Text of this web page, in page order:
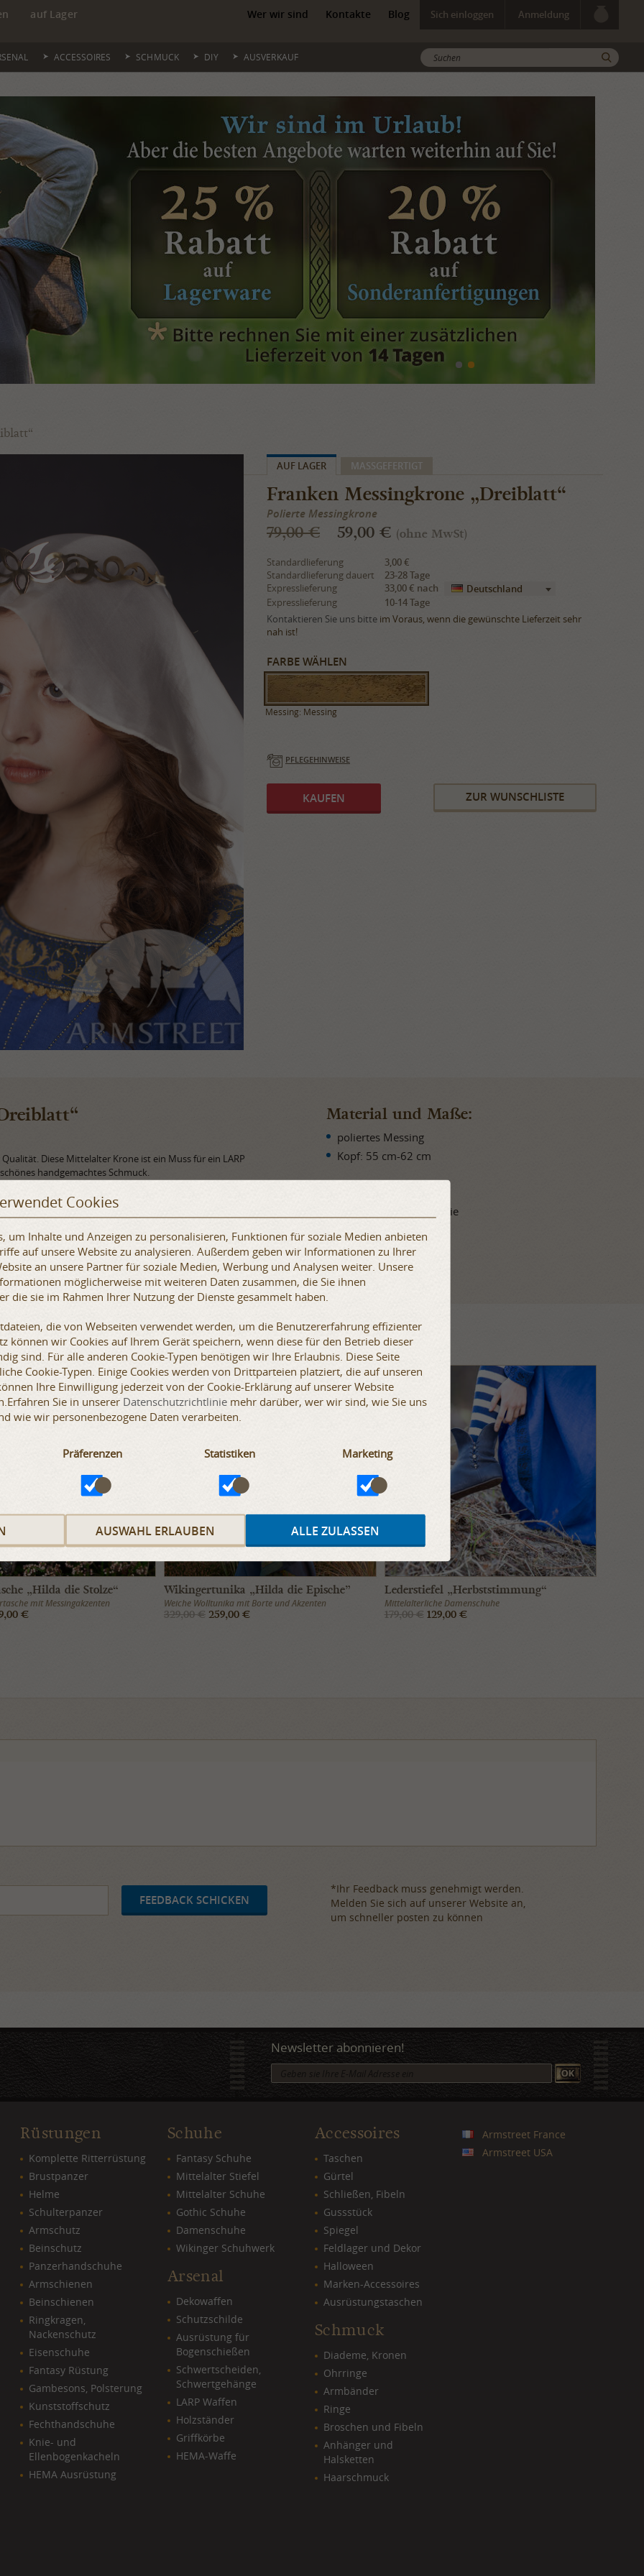
auf Lager Wer wir sind Kontakte Blog Sich einloggen Anmeldung
ACCESSOIRES SCHMUCK DIY AUSVERKAUF
AUF LAGER ​MASSGEFERTIGT
Franken Messingkrone „Dreiblatt“
Polierte Messingkrone
79,00 € 59,00 € (ohne MwSt)
Standardlieferung
3,00 €
Standardlieferung dauert
23-28 Tage
Expresslieferung
33,00 € nach
Deutschland
Expresslieferung
10-14 Tage
Kontaktieren Sie uns bitte im Voraus, wenn die gewünschte Lieferzeit sehr
nah ist!
FARBE WÄHLEN
Messing: Messing
PFLEGEHINWEISE
ZUR WUNSCHLISTE
Diese Mittelalter Krone ist ein Muss für ein LARP
handgemachtes Schmuck.
„Dame aus Franken“
jetzt sieht es eleganter aus als unsere
so dass es jeder Kopfgröße von 55 cm bis 62 cm passt
usw.
Material und Maße:
poliertes Messing
Kopf: 55 cm-62 cm
Cut-through Technologie
einzigartiges Design
Einheitsgröße
„Hilda die Stolze“
mit Messingakzenten
€
SALE
Wikingertunika „Hilda die Epische”
Weiche Wolltunika mit Borte und Akzenten
329,00 € 259,00 €
SALE
Lederstiefel „Herbststimmung“
Mittelalterliche Damenschuhe
179,00 € 129,00 €
*Ihr Feedback muss genehmigt werden.
Melden Sie sich auf unserer Website an,
um schneller posten zu können
Newsletter abonnieren!
Rüstungen
Komplette Ritterrüstung
Brustpanzer
Helme
Schulterpanzer
Armschutz
Beinschutz
Panzerhandschuhe
Armschienen
Beinschienen
Ringkragen,
Nackenschutz
Eisenschuhe
Fantasy Rüstung
Gambesons, Polsterung
Kunststoffschutz
Fechthandschuhe
Knie- und
Ellenbogenkacheln
HEMA Ausrüstung
Schuhe
Fantasy Schuhe
Mittelalter Stiefel
Mittelalter Schuhe
Gothic Schuhe
Damenschuhe
Wikinger Schuhwerk
Arsenal
Dekowaffen
Schutzschilde
Ausrüstung für
Bogenschießen
Schwertscheiden,
Schwertgehänge
LARP Waffen
Holzständer
Griffkörbe
HEMA-Waffe
Accessoires
Taschen
Gürtel
Schließen, Fibeln
Gussstück
Spiegel
Feldlager und Dekor
Halloween
Marken-Accessoires
Ausrüstungstaschen
Schmuck
Diademe, Kronen
Ohrringe
Armbänder
Ringe
Broschen und Fibeln
Anhänger und
Halsketten
Haarschmuck
Armstreet France
Armstreet USA
Cookies
um Inhalte und Anzeigen zu personalisieren, Funktionen für soziale Medien anbieten
auf unsere Website zu analysieren. Außerdem geben wir Informationen zu Ihrer
an unsere Partner für soziale Medien, Werbung und Analysen weiter. Unsere
möglicherweise mit weiteren Daten zusammen, die Sie ihnen
die sie im Rahmen Ihrer Nutzung der Dienste gesammelt haben.
die von Webseiten verwendet werden, um die Benutzererfahrung effizienter
können wir Cookies auf Ihrem Gerät speichern, wenn diese für den Betrieb dieser
sind. Für alle anderen Cookie-Typen benötigen wir Ihre Erlaubnis. Diese Seite
Cookie-Typen. Einige Cookies werden von Drittparteien platziert, die auf unseren
Ihre Einwilligung jederzeit von der Cookie-Erklärung auf unserer Website
Sie in unserer Datenschutzrichtliniemehr darüber, wer wir sind, wie Sie uns
wie wir personenbezogene Daten verarbeiten.
Präferenzen Statistiken Marketing
AUSWAHL ERLAUBEN ALLE ZULASSEN